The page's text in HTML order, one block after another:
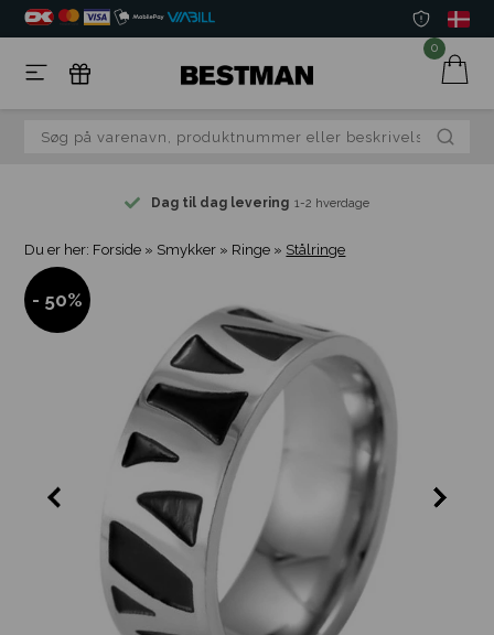
0
Dag til dag levering 1-2 hverdage
Du er her: Forside » Smykker » Ringe » Stålringe
- 50%